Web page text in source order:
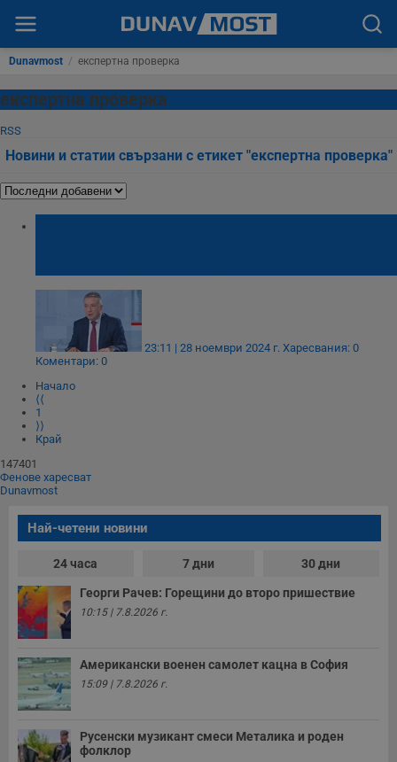
Dunavmost / експертна проверка
експертна проверка
RSS
Новини и статии свързани с етикет "експертна проверка"
23:11 | 28 ноември 2024 г. Харесвания: 0
Коментари: 0
Начало
⟨⟨
1
⟩⟩
Край
147401
Фенове харесват
Dunavmost
Най-четени новини
24 часа 7 дни 30 дни
Георги Рачев: Горещини до второ пришествие
10:15 | 7.8.2026 г.
Американски военен самолет кацна в София
15:09 | 7.8.2026 г.
Русенски музикант смеси Металика и роден
фолклор